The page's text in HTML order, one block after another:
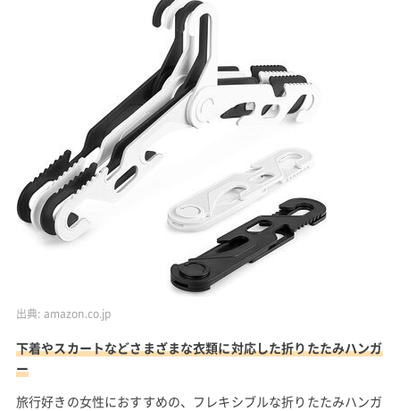
出典: amazon.co.jp
下着やスカートなどさまざまな衣類に対応した折りたたみハンガ
ー
旅行好きの女性におすすめの、フレキシブルな折りたたみハンガ